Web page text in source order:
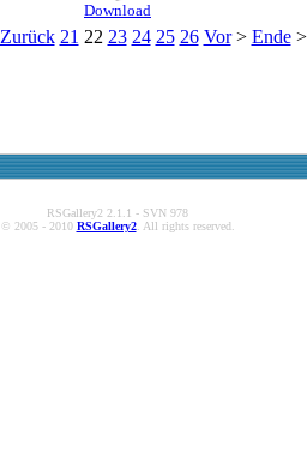
Download
Zurück 21 22 23 24 25 26 Vor> Ende
RSGallery2 2.1.1 - SVN 978
© 2005 - 2010 RSGallery2. All rights reserved.